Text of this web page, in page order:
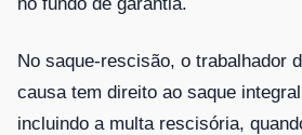
No saque-rescisão, o trabalhador
causa tem direito ao saque
incluindo a multa rescisória,